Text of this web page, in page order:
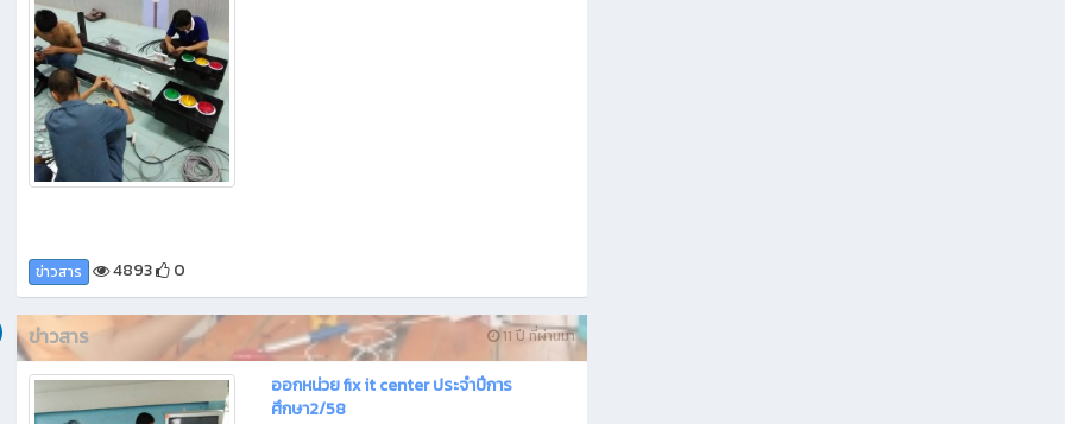
ข่าวสาร 4893 0
11 ปี ที่ผ่านมา
ข่าวสาร
ออกหน่วย fix it center ประจำปีการ
ศึกษา2/58